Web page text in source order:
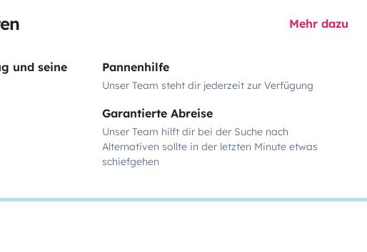
Mehr dazu
und seine
Pannenhilfe
Unser Team steht dir jederzeit zur Verfügung
Garantierte Abreise
Unser Team hilft dir bei der Suche nach
Alternativen sollte in der letzten Minute etwas
schiefgehen